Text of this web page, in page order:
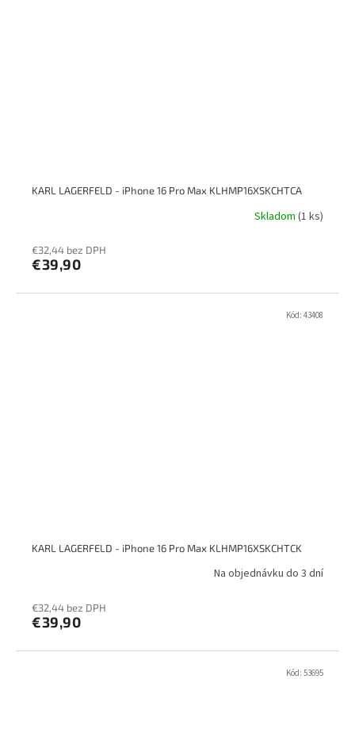
KARL LAGERFELD - iPhone 16 Pro Max KLHMP16XSKCHTCA
Skladom (1 ks)
€32,44 bez DPH
€39,90
KARL LAGERFELD - iPhone 16 Pro Max KLHMP16XSKCHTCK
Na objednávku do 3 dní
€32,44 bez DPH
€39,90
Kód: 43408
Kód: 53695